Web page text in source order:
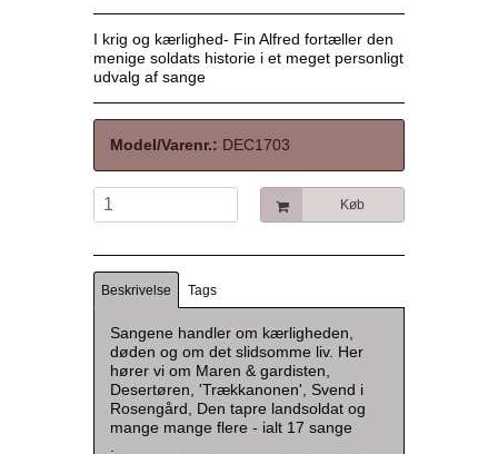
I krig og kærlighed- Fin Alfred fortæller den
menige soldats historie i et meget personligt
udvalg af sange
Model/Varenr.: DEC1703
Køb
Beskrivelse Tags
Sangene handler om kærligheden,
døden og om det slidsomme liv. Her
hører vi om Maren & gardisten,
Desertøren, 'Trækkanonen', Svend i
Rosengård, Den tapre landsoldat og
mange mange flere - ialt 17 sange